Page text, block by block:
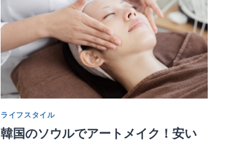
メ
ン
に
ム
チ
が
か
せ
ライフスタイル
韓国のソウルでアートメイク！安い